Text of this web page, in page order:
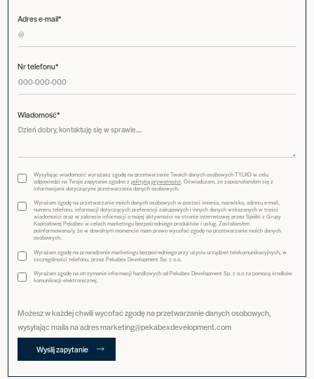
Adres e-mail*
Nr telefonu*
Wiadomość*
Wysyłając wiadomość wyrażasz zgodę na przetwarzanie Twoich danych osobowych TYLKO w celu
odpowiedzi na Twoje zapytanie zgodne zpolityką prywatności . Oświadczam, że zapoznałam/em się z
informacjami dotyczącymi przetwarzania danych osobowych.
Wyrażam zgodę na przetwarzanie moich danych osobowych w postaci imienia, nazwiska, adresu e-mail,
numeru telefonu, informacji dotyczących preferencji zakupowych i innych danych wskazanych w treści
wiadomości oraz w zakresie informacji o mojej aktywności na stronie internetowej przez Spółki z Grupy
Kapitałowej Pekabex w celach marketingu bezpośredniego produktów i usług. Zostałam/em
poinformowana/y, że w dowolnym momencie mam prawo wycofać zgodę na przetwarzanie moich danych
osobowych.
Wyrażam zgodę na prowadzenie marketingu bezpośredniego przy użyciu urządzeń telekomunikacyjnych, w
szczególności telefonu, przez Pekabex Development Sp. z o.o.
Wyrażam zgodę na otrzymanie informacji handlowych od Pekabex Development Sp. z o.o za pomocą środków
komunikacji elektronicznej.
Możesz w każdej chwili wycofać zgodę na przetwarzanie danych osobowych,
wysyłając maila na adres marketing@pekabexdevelopment.com
Wyślij zapytanie